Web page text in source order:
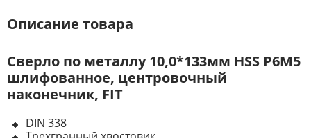
Описание товара
Сверло по металлу 10,0*133мм HSS Р6М5
шлифованное, центровочный
наконечник, FIT
DIN 338